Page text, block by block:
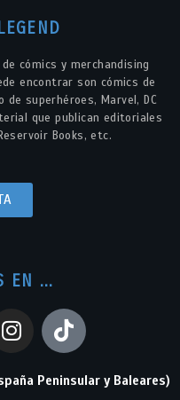
cómics y merchandising
encontrar son cómics de
superhéroes, Marvel, DC
que publican editoriales
Books, etc.
EN ...
Peninsular y Baleares)